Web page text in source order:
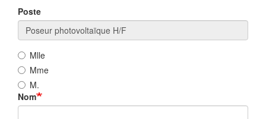
Poste
Mlle
Mme
M.
Nom